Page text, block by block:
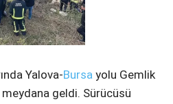
Instagram
Yalova-Bursa yolu Gemlik
geldi. Sürücüsü